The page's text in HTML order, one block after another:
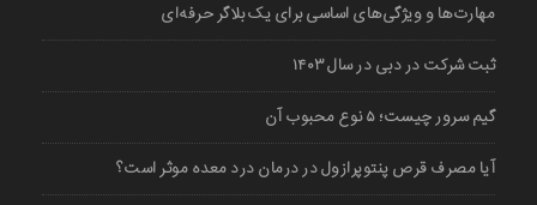
مهارت‌ها و ویژگی‌های اساسی برای یک بلاگر حرفه‌ای
ثبت شرکت در دبی در سال ۱۴۰۳
گیم سرور چیست؛ ۵ نوع محبوب آن
آیا مصرف قرص پنتوپرازول در درمان درد معده موثر است؟